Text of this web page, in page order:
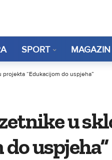
SPORT MAGAZIN
“Edukacijom do uspjeha”
u
uspjeha”